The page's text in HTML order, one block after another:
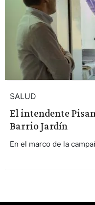
SALUD
El intendente
Barrio Jardín
En el marco de la